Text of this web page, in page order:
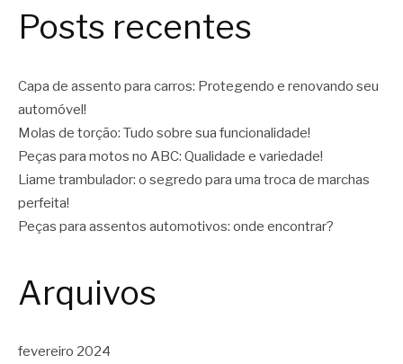
Posts recentes
Capa de assento para carros: Protegendo e renovando seu
automóvel!
Molas de torção: Tudo sobre sua funcionalidade!
Peças para motos no ABC: Qualidade e variedade!
Liame trambulador: o segredo para uma troca de marchas
perfeita!
Peças para assentos automotivos: onde encontrar?
Arquivos
fevereiro 2024